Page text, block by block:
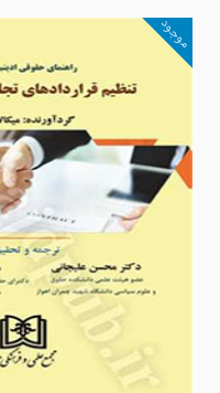
موجود